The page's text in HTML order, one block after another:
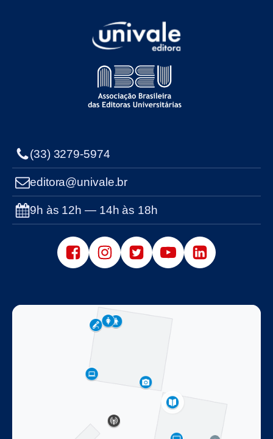
(33) 3279-5974
editora@univale.br
9h às 12h — 14h às 18h